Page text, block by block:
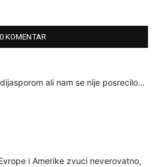
0 KOMENTAR
ali nam se nije posrecilo…
i Amerike zvuci neverovatno,